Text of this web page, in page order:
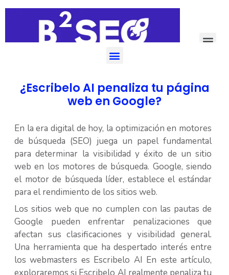
¿Escribelo AI penaliza tu página
web en Google?
En la era digital de hoy, la optimización en motores
de búsqueda (SEO) juega un papel fundamental
para determinar la visibilidad y éxito de un sitio
web en los motores de búsqueda. Google, siendo
el motor de búsqueda líder, establece el estándar
para el rendimiento de los sitios web.
Los sitios web que no cumplen con las pautas de
Google pueden enfrentar penalizaciones que
afectan sus clasificaciones y visibilidad general.
Una herramienta que ha despertado interés entre
los webmasters es Escribelo AI En este artículo,